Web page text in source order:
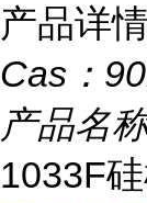
产品详情
Cas：
产品名
1033F